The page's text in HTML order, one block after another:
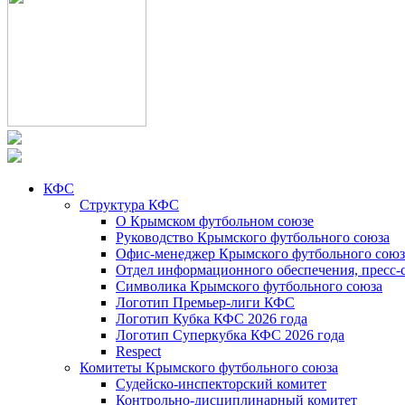
КФС
Структура КФС
О Крымском футбольном союзе
Руководство Крымского футбольного союза
Офис-менеджер Крымского футбольного
Отдел информационного обеспечения, пресс-
Символика Крымского футбольного союза
Логотип Премьер-лиги КФС
Логотип Кубка КФС 2026 года
Логотип Суперкубка КФС 2026 года
Respect
Комитеты Крымского футбольного союза
Судейско-инспекторский комитет
Контрольно-дисциплинарный комитет